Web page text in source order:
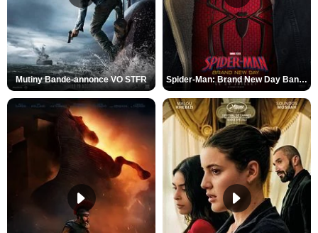
Mutiny Bande-annonce VO STFR Spider-Man: Brand New Day Bande-annonce VO STFR